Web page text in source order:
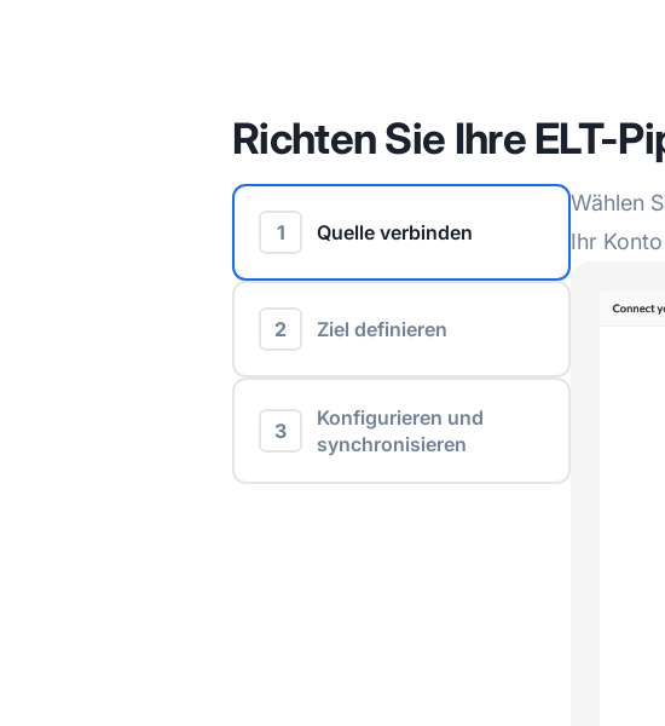
Richten Sie Ihre ELT-
1 Quelle verbinden
2 Ziel definieren
3
Konfigurieren und
synchronisieren
Wählen
Ihr